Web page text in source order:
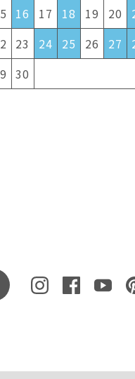
16 17 18 19 20
23 24 25 26 27
30